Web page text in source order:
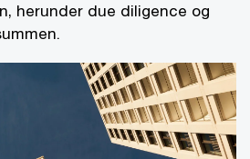
herunder due diligence og